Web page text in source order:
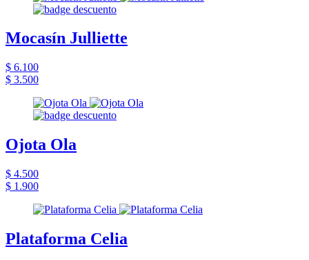
Mocasín Julliette
$ 6.100
$ 3.500
Ojota Ola
$ 4.500
$ 1.900
Plataforma Celia